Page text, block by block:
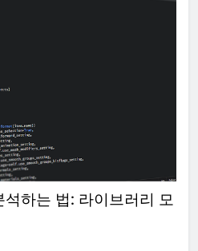
원리와 넷플릭스(Netflix)